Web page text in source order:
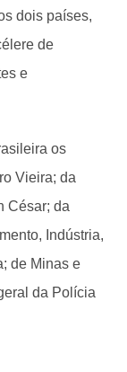
dois países,
de
e
os
Vieira; da
César; da
Indústria,
de Minas e
da Polícia